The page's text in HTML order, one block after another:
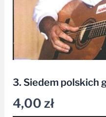
3. Siedem polskich
4,00zł